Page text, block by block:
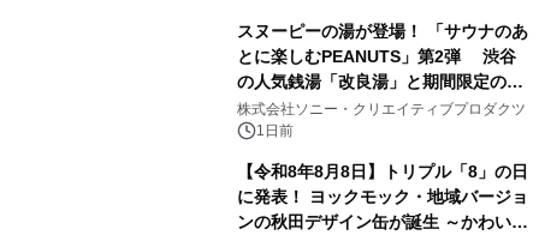
スヌーピーの湯が登場！ 「サウナのあ
とに楽しむPEANUTS」第2弾 渋谷
の人気銭湯「改良湯」と期間限定のコ
ラボレーション サウナイキタイコラ
ボグッズも発売決定！
株式会社ソニー・クリエイティブプロダクツ
1日前
【令和8年8月8日】トリプル「8」の日
に発表！ ヨックモック・地域バージョ
ンの秋田デザイン缶が誕生 ～かわいい